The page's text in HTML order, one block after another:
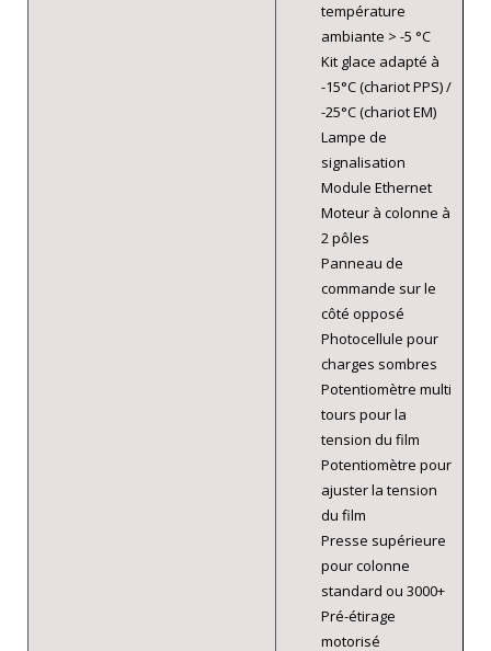
température
ambiante > -5 °C
Kit glace adapté à
-15°C (chariot PPS) /
-25°C (chariot EM)
Lampe de
signalisation
Module Ethernet
Moteur à colonne à
2 pôles
Panneau de
commande sur le
côté opposé
Photocellule pour
charges sombres
Potentiomètre multi
tours pour la
tension du film
Potentiomètre pour
ajuster la tension
du film
Presse supérieure
pour colonne
standard ou 3000+
Pré-étirage
motorisé